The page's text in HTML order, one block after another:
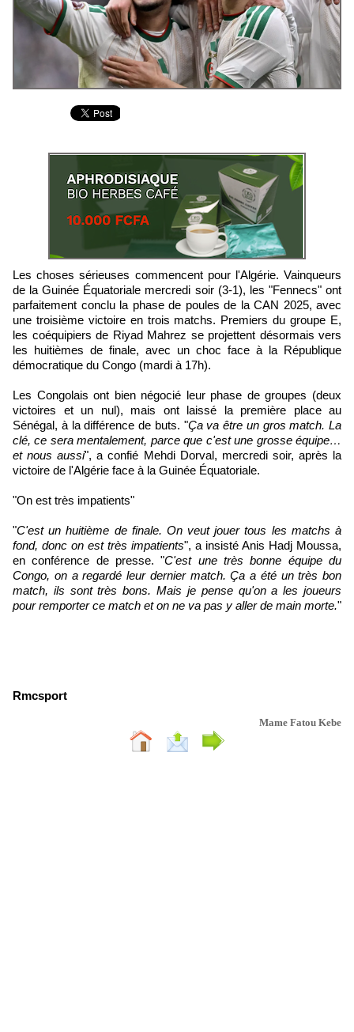
Les choses sérieuses commencent pour l'Algérie. Vainqueurs
de la Guinée Équatoriale mercredi soir (3-1), les "Fennecs" ont
parfaitement conclu la phase de poules de la CAN 2025, avec
une troisième victoire en trois matchs. Premiers du groupe E,
les coéquipiers de Riyad Mahrez se projettent désormais vers
les huitièmes de finale, avec un choc face à la République
démocratique du Congo (mardi à 17h).
Les Congolais ont bien négocié leur phase de groupes (deux
victoires et un nul), mais ont laissé la première place au
Sénégal, à la différence de buts. "Ça va être un gros match. La
clé, ce sera mentalement, parce que c'est une grosse équipe…
et nous aussi", a confié Mehdi Dorval, mercredi soir, après la
victoire de l'Algérie face à la Guinée Équatoriale.
"On est très impatients"
"C'est un huitième de finale. On veut jouer tous les matchs à
fond, donc on est très impatients", a insisté Anis Hadj Moussa,
en conférence de presse. "C'est une très bonne équipe du
Congo, on a regardé leur dernier match. Ça a été un très bon
match, ils sont très bons. Mais je pense qu'on a les joueurs
pour remporter ce match et on ne va pas y aller de main morte."
Rmcsport
Mame Fatou Kebe